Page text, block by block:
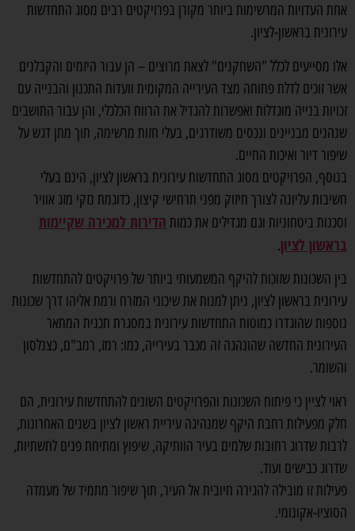
אחת העדויות המרשימות ביותר מקורן בפרויקטים רבים מסוג התחדשות
עירונית בראשון-לציון.
אלו מסייעים לכלל "השחקנים" לצאת מרוצים – הן עבור היזמים והקבלנים
אשר זוכים לדלת פתוחה מצד העירייה המקומית וועדות התכנון והבנייה עם
זכויות בנייה מוגדלות ואפשרות להגדיל את הרווח הכלכלי, והן עבור התושבים
שנהנים מבניינים ונכסים משודרגים, בעלי חזות מרשימה, תוך מתן דגש על
שיפור דיור ואיכות החיים.
בנוסף, הפרויקטים מסוג התחדשות עירונית בראשון לציון, הינם בעלי
חשיבות עליונה לצורך חיזוק מפני תרחישי קיצון, כדוגמת נזקי מזג אוויר
וסכנות ביטחוניות וגם מגדילים את כמות הדירות למכירה שקיימות
בראשון לציון.
בין השכונות שזוכות להיקף המשמעותי ביותר של פרויקטים להתחדשות
עירונית בראשון לציון, ניתן למנות את שיכוני המזרח ורמת אליהו דרך שכונות
נוספות שהוגדרו כמוטות התחדשות עירונית במסגרת תכנית המתאר
העירונית החדשה שהונהגה זה מכבר בעירייה, כמו: רמז, רמב"ם, כצנלסון
והשומר.
ראוי לציין כי פיתוח השכונות והפרויקטים השונים להתחדשות עירונית, הם
חלק מפעילות רחבת היקף שמנהיגה עיריית ראשון לציון בשנים האחרונות,
לרבות שדרוג רחובות שלמים בעיר הוותיקה, שיפוץ ומתיחת פנים לתשתיות,
שדרוג כבישים ועוד.
פעילות זו מובילה להגירה חיובית אל העיר, תוך שיפור מתמיד של מעמדה
הסוציו-אקונומי.